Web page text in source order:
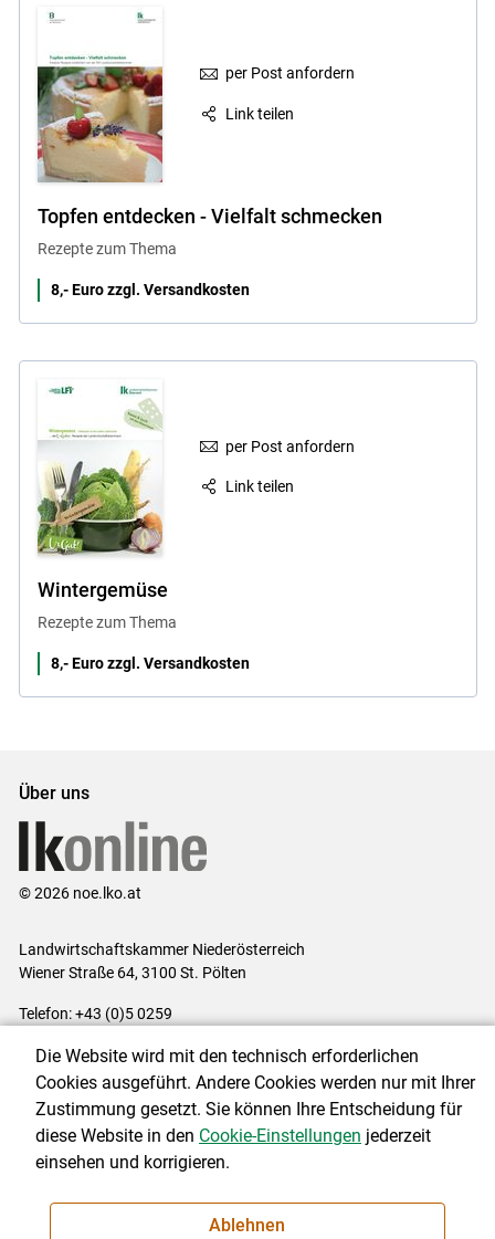
per Post anfordern
Link teilen
Topfen entdecken - Vielfalt schmecken
Rezepte zum Thema
8,- Euro zzgl. Versandkosten
per Post anfordern
Link teilen
Wintergemüse
Rezepte zum Thema
8,- Euro zzgl. Versandkosten
Über uns
© 2026 noe.lko.at
Landwirtschaftskammer Niederösterreich
Wiener Straße 64, 3100 St. Pölten
Telefon: +43 (0)5 0259
Impressum|Kontakt|Datenschutzerklärung|Barrierefreiheit|
Cookie-Einstellungen
NEWSLETTER
Die Website wird mit den technisch erforderlichen
Cookies ausgeführt. Andere Cookies werden nur mit Ihrer
Zustimmung gesetzt. Sie können Ihre Entscheidung für
diese Website in den Cookie-Einstellungen jederzeit
einsehen und korrigieren.
Ablehnen